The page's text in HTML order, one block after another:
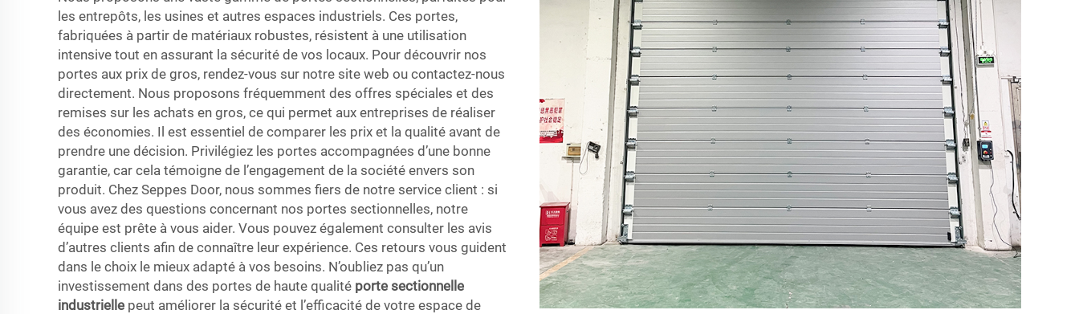
les entrepôts, les usines et autres espaces industriels. Ces portes,
fabriquées à partir de matériaux robustes, résistent à une utilisation
intensive tout en assurant la sécurité de vos locaux. Pour découvrir nos
portes aux prix de gros, rendez-vous sur notre site web ou contactez-nous
directement. Nous proposons fréquemment des offres spéciales et des
remises sur les achats en gros, ce qui permet aux entreprises de réaliser
des économies. Il est essentiel de comparer les prix et la qualité avant de
prendre une décision. Privilégiez les portes accompagnées d’une bonne
garantie, car cela témoigne de l’engagement de la société envers son
produit. Chez Seppes Door, nous sommes fiers de notre service client : si
vous avez des questions concernant nos portes sectionnelles, notre
équipe est prête à vous aider. Vous pouvez également consulter les avis
d’autres clients afin de connaître leur expérience. Ces retours vous guident
dans le choix le mieux adapté à vos besoins. N’oubliez pas qu’un
investissement dans des portes de haute qualité porte sectionnelle
industrielle peut améliorer la sécurité et l’efficacité de votre espace de